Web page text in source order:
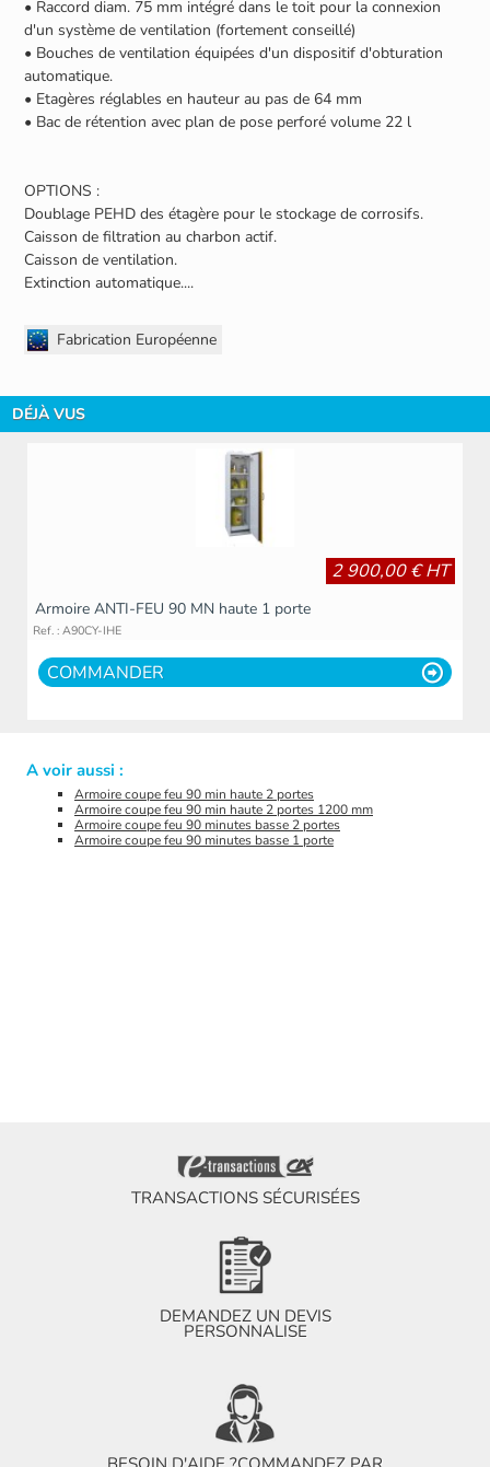
• Raccord diam. 75 mm intégré dans le toit pour la connexion
d'un système de ventilation (fortement conseillé)
• Bouches de ventilation équipées d'un dispositif d'obturation
automatique.
• Etagères réglables en hauteur au pas de 64 mm
• Bac de rétention avec plan de pose perforé volume 22 l
OPTIONS :
Doublage PEHD des étagère pour le stockage de corrosifs.
Caisson de filtration au charbon actif.
Caisson de ventilation.
Extinction automatique....
Fabrication Européenne
DÉJÀ VUS
2 900,00 € HT
Armoire ANTI-FEU 90 MN haute 1 porte
Ref. : A90CY-IHE
COMMANDER
A voir aussi :
Armoire coupe feu 90 min haute 2 portes
Armoire coupe feu 90 min haute 2 portes 1200 mm
Armoire coupe feu 90 minutes basse 2 portes
Armoire coupe feu 90 minutes basse 1 porte
TRANSACTIONS SÉCURISÉES
DEMANDEZ UN DEVIS
PERSONNALISE